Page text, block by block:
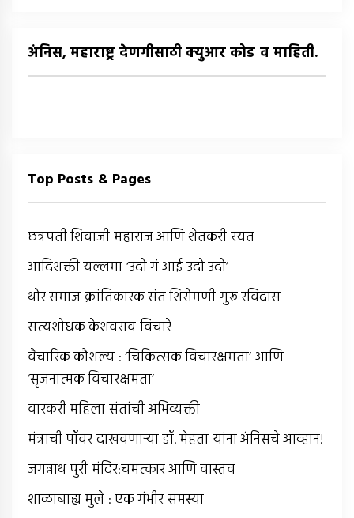
अंनिस, महाराष्ट्र देणगीसाठी क्युआर कोड व माहिती.
Top Posts & Pages
छत्रपती शिवाजी महाराज आणि शेतकरी रयत
आदिशक्ती यल्लमा ‘उदो गं आई उदो उदो’
थोर समाज क्रांतिकारक संत शिरोमणी गुरू रविदास
सत्यशोधक केशवराव विचारे
वैचारिक कौशल्य : ‘चिकित्सक विचारक्षमता’ आणि
‘सृजनात्मक विचारक्षमता’
वारकरी महिला संतांची अभिव्यक्ती
मंत्राची पॉवर दाखवणार्‍या डॉ. मेहता यांना अंनिसचे आव्हान!
जगन्नाथ पुरी मंदिर:चमत्कार आणि वास्तव
शाळाबाह्य मुले : एक गंभीर समस्या